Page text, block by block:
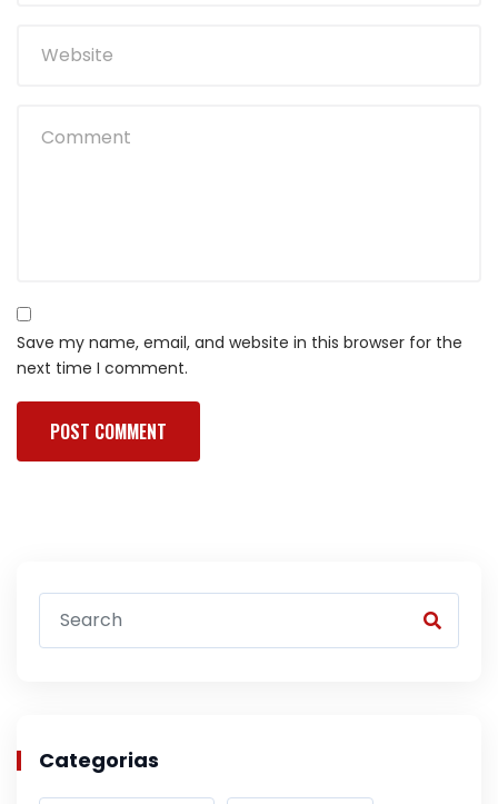
Save my name, email, and website in this browser for the
next time I comment.
Categorias